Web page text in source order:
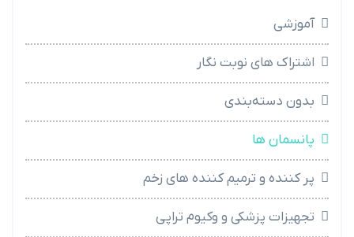
آموزشی
اشتراک های نوبت نگار
بدون دسته‌بندی
پانسمان ها
پر کننده و ترمیم کننده های زخم
تجهیزات پزشکی و وکیوم تراپی